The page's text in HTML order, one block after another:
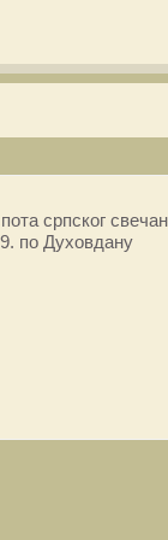
српског
по Духовдану